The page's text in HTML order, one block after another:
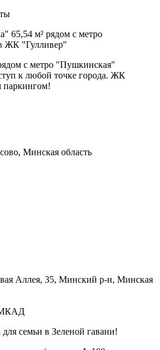
65,54 м² рядом с метро
ЖК "Гулливер"
с метро "Пушкинская"
к любой точке города. ЖК
паркингом!
Минская область
Аллея, 35, Минский р-н, Минская
семьи в Зеленой гавани!